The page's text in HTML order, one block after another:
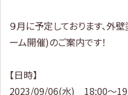
９月に予定しております、外
ーム開催)のご案内です！
【日時】
2023/09/06(水) 18:00～